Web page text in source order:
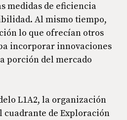
medidas de eficiencia
Al mismo tiempo,
lo que ofrecían otros
incorporar innovaciones
porción del mercado
L1A2, la organización
cuadrante de Exploración